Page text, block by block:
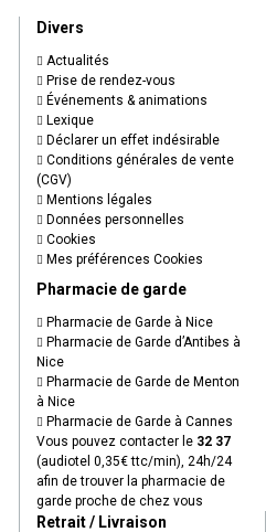
Divers
Actualités
Prise de rendez-vous
Événements & animations
Lexique
Déclarer un effet indésirable
Conditions générales de vente
(CGV)
Mentions légales
Données personnelles
Cookies
Mes préférences Cookies
Pharmacie de garde
Pharmacie de Garde à Nice
Pharmacie de Garde d’Antibes à
Nice
Pharmacie de Garde de Menton
à Nice
Pharmacie de Garde à Cannes
Vous pouvez contacter le 32 37
(audiotel 0,35€ ttc/min), 24h/24
afin de trouver la pharmacie de
garde proche de chez vous
Retrait / Livraison